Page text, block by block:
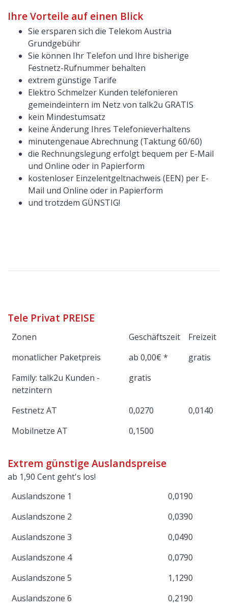
Ihre Vorteile auf einen Blick
Sie ersparen sich die Telekom Austria
Grundgebühr
Sie können Ihr Telefon und Ihre bisherige
Festnetz-Rufnummer behalten
extrem günstige Tarife
Elektro Schmelzer Kunden telefonieren
gemeindeintern im Netz von talk2u GRATIS
kein Mindestumsatz
keine Änderung Ihres Telefonieverhaltens
minutengenaue Abrechnung (Taktung 60/60)
die Rechnungslegung erfolgt bequem per E-Mail
und Online oder in Papierform
kostenloser Einzelentgeltnachweis (EEN) per E-
Mail und Online oder in Papierform
und trotzdem GÜNSTIG!
Tele Privat PREISE
Zonen Geschäftszeit
Freizeit
monatlicher Paketpreis
ab 0,00€ *
gratis
Family: talk2u Kunden -
netzintern
gratis
Festnetz AT 0,0270
0,0140
Mobilnetze AT
0,1500
Extrem günstige Auslandspreise
ab 1,90 Cent geht's los!
Auslandszone 1
0,0190
Auslandszone 2
0,0390
Auslandszone 3
0,0490
Auslandszone 4
0,0790
Auslandszone 5
1,1290
Auslandszone 6
0,2190